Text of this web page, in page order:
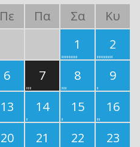
Πε Πα Σα
Κυ
1
2
6 7 8
9
13 14 15
16
20 21 22
23